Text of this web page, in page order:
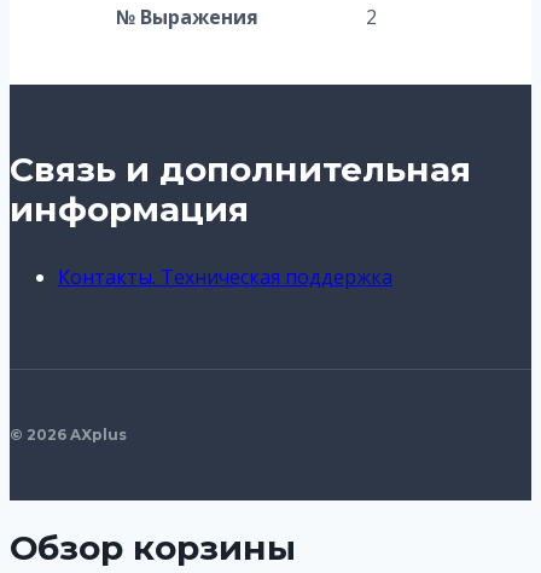
№ Выражения 2
Связь и дополнительная
информация
Контакты. Техническая поддержка
© 2026 AXplus
Обзор корзины